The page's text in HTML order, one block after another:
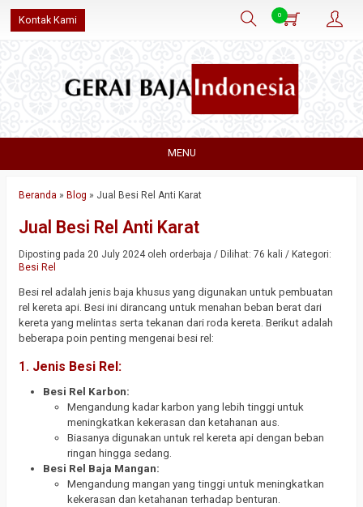
Kontak Kami 0
MENU
Beranda » Blog » Jual Besi Rel Anti Karat
Jual Besi Rel Anti Karat
Diposting pada 20 July 2024 oleh orderbaja / Dilihat: 76 kali / Kategori:
Besi Rel
Besi rel adalah jenis baja khusus yang digunakan untuk pembuatan
rel kereta api. Besi ini dirancang untuk menahan beban berat dari
kereta yang melintas serta tekanan dari roda kereta. Berikut adalah
beberapa poin penting mengenai besi rel:
1. Jenis Besi Rel:
Besi Rel Karbon:
Mengandung kadar karbon yang lebih tinggi untuk
meningkatkan kekerasan dan ketahanan aus.
Biasanya digunakan untuk rel kereta api dengan beban
ringan hingga sedang.
Besi Rel Baja Mangan:
Mengandung mangan yang tinggi untuk meningkatkan
kekerasan dan ketahanan terhadap benturan.